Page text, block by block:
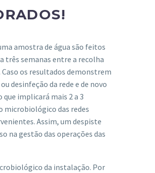
amostra de água são feitos
três semanas entre a recolha
os resultados demonstrem
desinfeção da rede e de novo
implicará mais 2 a 3
microbiológico das redes
Assim, um despiste
na gestão das operações das
da instalação. Por